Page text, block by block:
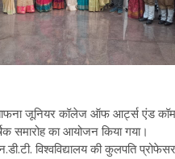
जूनियर कॉलेज ऑफ आर्ट्स एंड
समारोह का आयोजन किया गया।
विश्वविद्यालय की कुलपति